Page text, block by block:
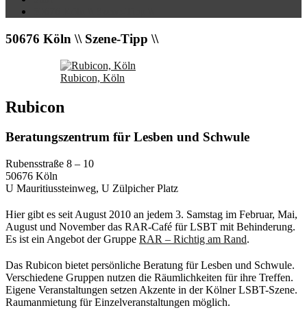
50676 Köln \\ Szene-Tipp \\
Rubicon, Köln
Rubicon
Beratungszentrum für Lesben und Schwule
Rubensstraße 8 – 10
50676 Köln
U Mauritiussteinweg, U Zülpicher Platz
Hier gibt es seit August 2010 an jedem 3. Samstag im Februar, Mai,
August und November das RAR-Café für LSBT mit Behinderung.
Es ist ein Angebot der Gruppe RAR – Richtig am Rand.
Das Rubicon bietet persönliche Beratung für Lesben und Schwule.
Verschiedene Gruppen nutzen die Räumlichkeiten für ihre Treffen.
Eigene Veranstaltungen setzen Akzente in der Kölner LSBT-Szene.
Raumanmietung für Einzelveranstaltungen möglich.